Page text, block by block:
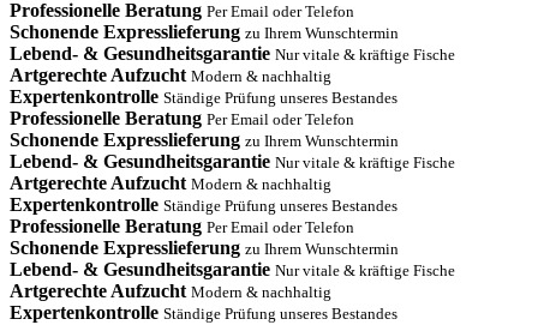
Professionelle Beratung Per Email oder Telefon
Schonende Expresslieferung zu Ihrem Wunschtermin
Lebend- & Gesundheitsgarantie Nur vitale & kräftige Fische
Artgerechte Aufzucht Modern & nachhaltig
Expertenkontrolle Ständige Prüfung unseres Bestandes
Professionelle Beratung Per Email oder Telefon
Schonende Expresslieferung zu Ihrem Wunschtermin
Lebend- & Gesundheitsgarantie Nur vitale & kräftige Fische
Artgerechte Aufzucht Modern & nachhaltig
Expertenkontrolle Ständige Prüfung unseres Bestandes
Professionelle Beratung Per Email oder Telefon
Schonende Expresslieferung zu Ihrem Wunschtermin
Lebend- & Gesundheitsgarantie Nur vitale & kräftige Fische
Artgerechte Aufzucht Modern & nachhaltig
Expertenkontrolle Ständige Prüfung unseres Bestandes